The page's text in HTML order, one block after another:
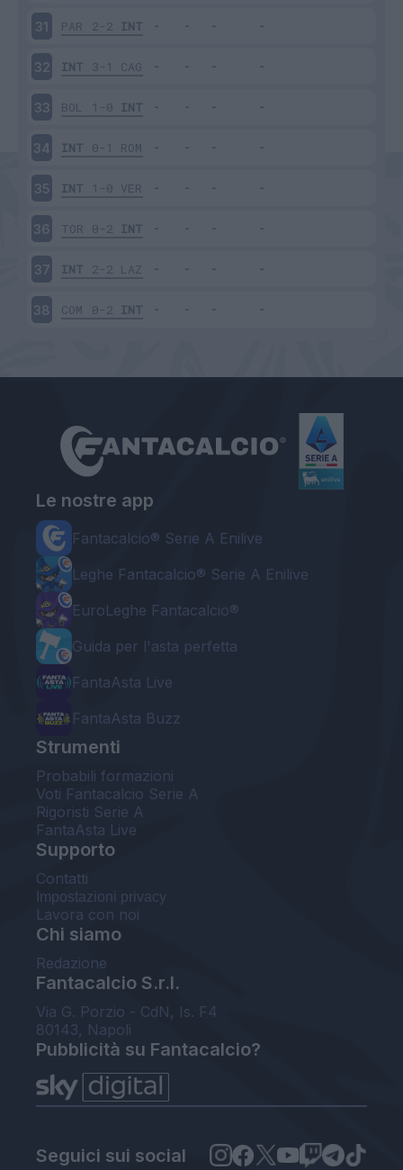
31 PAR 2-2 INT
32 INT 3-1 CAG
33 BOL 1-0 INT
34 INT 0-1 ROM
35 INT 1-0 VER
36 TOR 0-2 INT
37 INT 2-2 LAZ
38 COM 0-2 INT
Le nostre app
Fantacalcio® Serie A Enilive
Leghe Fantacalcio® Serie A Enilive
EuroLeghe Fantacalcio®
Guida per l'asta perfetta
FantaAsta Live
FantaAsta Buzz
Strumenti
Probabili formazioni
Voti Fantacalcio Serie A
Rigoristi Serie A
FantaAsta Live
Supporto
Contatti
Impostazioni privacy
Lavora con noi
Chi siamo
Redazione
Fantacalcio S.r.l.
Via G. Porzio - CdN, Is. F4
80143, Napoli
Pubblicità su Fantacalcio?
Seguici sui social